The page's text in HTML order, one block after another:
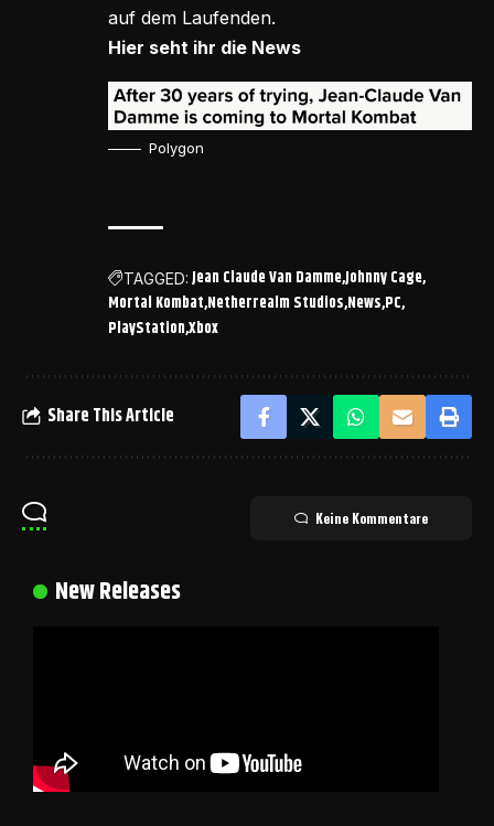
auf dem Laufenden.
Hier seht ihr die News
Polygon
TAGGED: Jean Claude Van DammeJohnny Cage
Mortal Kombat Netherrealm Studios News PC
PlayStationXbox
Share This Article
Keine Kommentare
New Releases